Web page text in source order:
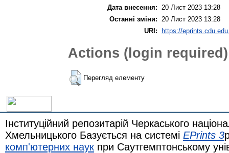
Дата внесення:
20 Лист 2023 13:28
Останні зміни:
20 Лист 2023 13:28
URI: https://
Actions (login required)
Перегляд елементу
Інституційний репозитарій Черкаського
Хмельницького Базується на системі EPrints 3
комп'ютерних наук при Саутгемптонському